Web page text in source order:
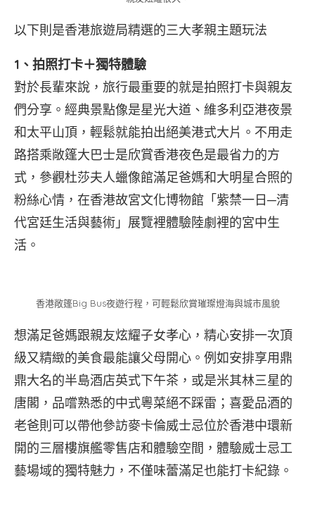
以下則是香港旅遊局精選的三大孝親主題玩法
1、拍照打卡＋獨特體驗
對於長輩來說，旅行最重要的就是拍照打卡與親友
們分享。經典景點像是星光大道、維多利亞港夜景
和太平山頂，輕鬆就能拍出絕美港式大片。不用走
路搭乘敞篷大巴士是欣賞香港夜色是最省力的方
式，參觀杜莎夫人蠟像館滿足爸媽和大明星合照的
粉絲心情，在香港故宮文化博物館「紫禁一日─清
代宮廷生活與藝術」展覽裡體驗陸劇裡的宮中生
活。
香港敞篷Big Bus夜遊行程，可輕鬆欣賞璀璨燈海與城市風貌
想滿足爸媽跟親友炫耀子女孝心，精心安排一次頂
級又精緻的美食最能讓父母開心。例如安排享用鼎
鼎大名的半島酒店英式下午茶，或是米其林三星的
唐閣，品嚐熟悉的中式粵菜絕不踩雷；喜愛品酒的
老爸則可以帶他參訪麥卡倫威士忌位於香港中環新
開的三層樓旗艦零售店和體驗空間，體驗威士忌工
藝場域的獨特魅力，不僅味蕾滿足也能打卡紀錄。